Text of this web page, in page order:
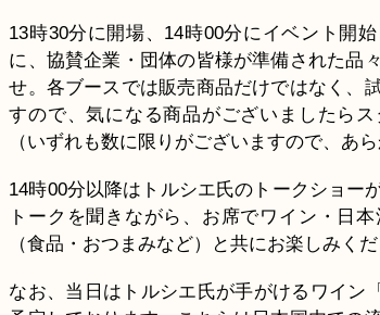
13時30分に開場、14時00分にイベント開
に、協賛企業・団体の皆様が準備された品
せ。各ブースでは販売商品だけではなく、
すので、気になる商品がございましたら
（いずれも数に限りがございますので、あ
14時00分以降はトルシエ氏のトークショー
トークを聞きながら、お席でワイン・日
（食品・おつまみなど）と共にお楽しみく
なお、当日はトルシエ氏が手がけるワイン